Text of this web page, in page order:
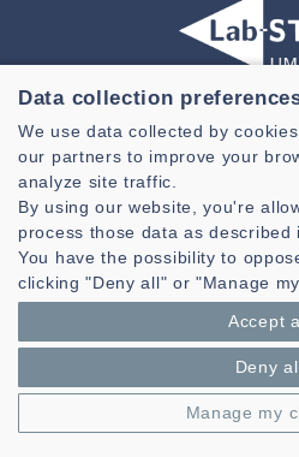
Laboratoire des Sciences et
Communication et de la
CNRS, UMR 6285
Technopole Brest-Iroise - CS 83818
29238 Brest Cedex 3 - France
Présentation
Espace privé
Mentions légales|Gestion des cookies|
numériques,
Data collection
We use data collected by
our partners to improve your
analyze site traffic.
By using our website, you're
process those data as described
You have the possibility to
clicking "Deny all" or "Manage
Accept
Deny
Manage my